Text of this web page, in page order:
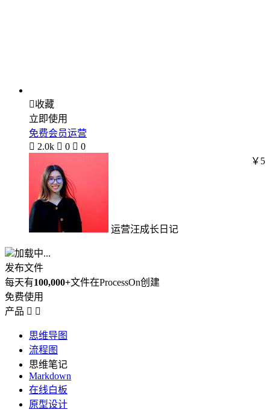
收藏
立即使用
免费会员运营
 2.0k  0  0
运营汪成长日记
￥5
加载中...
发布文件
每天有100,000+文件在ProcessOn创建
免费使用
产品  
思维导图
流程图
思维笔记
Markdown
在线白板
原型设计